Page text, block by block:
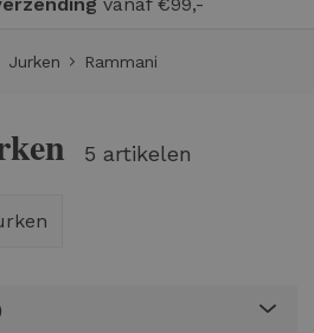
vanaf €99,-
Jurken Rammani
5 artikelen